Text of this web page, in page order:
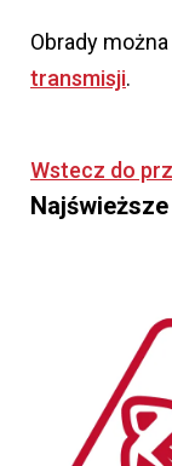
Obrady
transmisji.
Wstecz do